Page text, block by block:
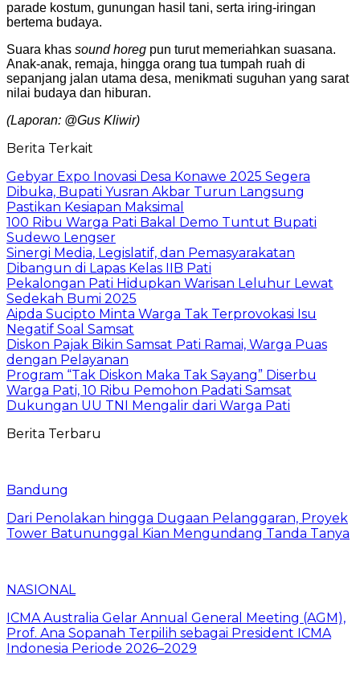
parade kostum, gunungan hasil tani, serta iring-iringan
bertema budaya.
Suara khas sound horeg pun turut memeriahkan suasana.
Anak-anak, remaja, hingga orang tua tumpah ruah di
sepanjang jalan utama desa, menikmati suguhan yang sarat
nilai budaya dan hiburan.
(Laporan: @Gus Kliwir)
Berita Terkait
Gebyar Expo Inovasi Desa Konawe 2025 Segera
Dibuka, Bupati Yusran Akbar Turun Langsung
Pastikan Kesiapan Maksimal
100 Ribu Warga Pati Bakal Demo Tuntut Bupati
Sudewo Lengser
Sinergi Media, Legislatif, dan Pemasyarakatan
Dibangun di Lapas Kelas IIB Pati
Pekalongan Pati Hidupkan Warisan Leluhur Lewat
Sedekah Bumi 2025
Aipda Sucipto Minta Warga Tak Terprovokasi Isu
Negatif Soal Samsat
Diskon Pajak Bikin Samsat Pati Ramai, Warga Puas
dengan Pelayanan
Program “Tak Diskon Maka Tak Sayang” Diserbu
Warga Pati, 10 Ribu Pemohon Padati Samsat
Dukungan UU TNI Mengalir dari Warga Pati
Berita Terbaru
Bandung
Dari Penolakan hingga Dugaan Pelanggaran, Proyek
Tower Batununggal Kian Mengundang Tanda Tanya
NASIONAL
ICMA Australia Gelar Annual General Meeting (AGM),
Prof. Ana Sopanah Terpilih sebagai President ICMA
Indonesia Periode 2026–2029